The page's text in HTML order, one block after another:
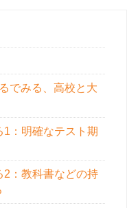
でみる、高校と大
：明確なテスト期
2：教科書などの持